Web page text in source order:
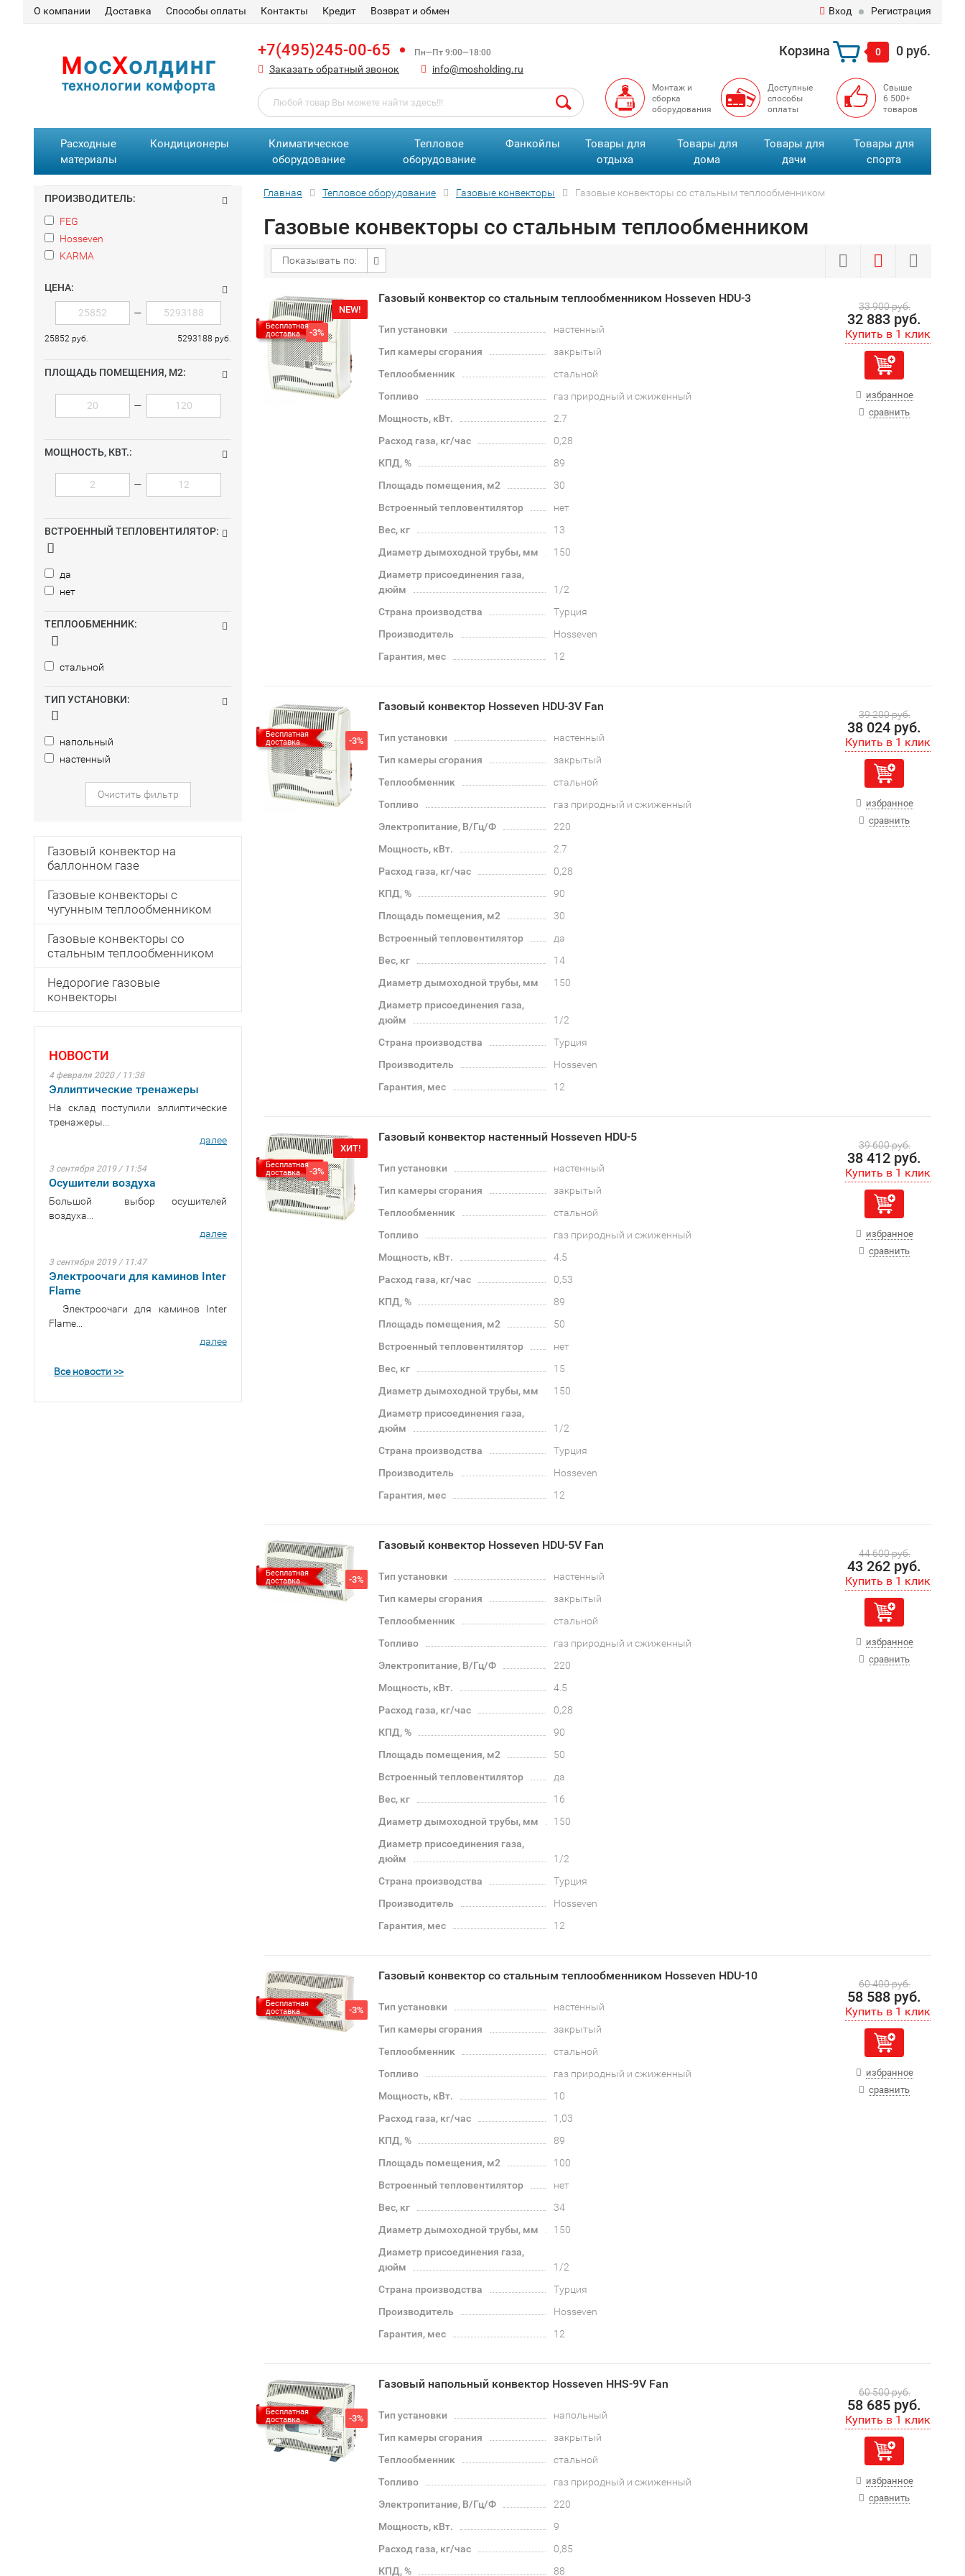
О компании Доставка Способы оплаты Контакты Кредит Возврат и обмен Вход Регистрация
МосХолдинг
технологии комфорта
+7(495)245-00-65 Пн—Пт 9:00—18:00
Заказать обратный звонок info@mosholding.ru
Корзина 0 0 руб.
Монтаж и
сборка
оборудования
Доступные
способы
оплаты
Свыше
6 500+
товаров
Расходные
материалы
Кондиционеры
Климатическое
оборудование
Тепловое
оборудование
Фанкойлы
Товары для
отдыха
Товары для
дома
Товары для
дачи
Товары для
спорта
ПРОИЗВОДИТЕЛЬ:
FEG
Hosseven
KARMA
ЦЕНА:
—
25852 руб. 5293188 руб.
ПЛОЩАДЬ ПОМЕЩЕНИЯ, М2:
—
МОЩНОСТЬ, КВТ.:
—
ВСТРОЕННЫЙ ТЕПЛОВЕНТИЛЯТОР:
да
нет
ТЕПЛООБМЕННИК:
стальной
ТИП УСТАНОВКИ:
напольный
настенный
Очистить фильтр
Газовый конвектор на
баллонном газе
Газовые конвекторы с
чугунным теплообменником
Газовые конвекторы со
стальным теплообменником
Недорогие газовые
конвекторы
НОВОСТИ
4 февраля 2020 / 11:38
Эллиптические тренажеры
На склад поступили эллиптические
тренажеры...
далее
3 сентября 2019 / 11:54
Осушители воздуха
Большой выбор осушителей
воздуха...
далее
3 сентября 2019 / 11:47
Электроочаги для каминов Inter
Flame
Электроочаги для каминов Inter
Flame...
далее
Все новости >>
Главная Тепловое оборудование Газовые конвекторы Газовые конвекторы со стальным теплообменником
Газовые конвекторы со стальным теплообменником
Показывать по:
NEW!
Бесплатная
доставка
-3%
Газовый конвектор со стальным теплообменником Hosseven HDU-3
Тип установки
настенный
Тип камеры сгорания
закрытый
Теплообменник
стальной
Топливо
газ природный и сжиженный
Мощность, кВт.
2.7
Расход газа, кг/час
0,28
КПД, %
89
Площадь помещения, м2
30
Встроенный тепловентилятор
нет
Вес, кг
13
Диаметр дымоходной трубы, мм
150
Диаметр присоединения газа,
дюйм
1/2
Страна производства
Турция
Производитель
Hosseven
Гарантия, мес
12
33 900 руб.
32 883 руб.
избранное
сравнить
Бесплатная
доставка
-3%
Газовый конвектор Hosseven HDU-3V Fan
Тип установки
настенный
Тип камеры сгорания
закрытый
Теплообменник
стальной
Топливо
газ природный и сжиженный
Электропитание, В/Гц/Ф
220
Мощность, кВт.
2.7
Расход газа, кг/час
0,28
КПД, %
90
Площадь помещения, м2
30
Встроенный тепловентилятор
да
Вес, кг
14
Диаметр дымоходной трубы, мм
150
Диаметр присоединения газа,
дюйм
1/2
Страна производства
Турция
Производитель
Hosseven
Гарантия, мес
12
39 200 руб.
38 024 руб.
избранное
сравнить
ХИТ!
Бесплатная
доставка
-3%
Газовый конвектор настенный Hosseven HDU-5
Тип установки
настенный
Тип камеры сгорания
закрытый
Теплообменник
стальной
Топливо
газ природный и сжиженный
Мощность, кВт.
4.5
Расход газа, кг/час
0,53
КПД, %
89
Площадь помещения, м2
50
Встроенный тепловентилятор
нет
Вес, кг
15
Диаметр дымоходной трубы, мм
150
Диаметр присоединения газа,
дюйм
1/2
Страна производства
Турция
Производитель
Hosseven
Гарантия, мес
12
39 600 руб.
38 412 руб.
избранное
сравнить
Бесплатная
доставка
-3%
Газовый конвектор Hosseven HDU-5V Fan
Тип установки
настенный
Тип камеры сгорания
закрытый
Теплообменник
стальной
Топливо
газ природный и сжиженный
Электропитание, В/Гц/Ф
220
Мощность, кВт.
4.5
Расход газа, кг/час
0,28
КПД, %
90
Площадь помещения, м2
50
Встроенный тепловентилятор
да
Вес, кг
16
Диаметр дымоходной трубы, мм
150
Диаметр присоединения газа,
дюйм
1/2
Страна производства
Турция
Производитель
Hosseven
Гарантия, мес
12
44 600 руб.
43 262 руб.
избранное
сравнить
Бесплатная
доставка
-3%
Газовый конвектор со стальным теплообменником Hosseven HDU-10
Тип установки
настенный
Тип камеры сгорания
закрытый
Теплообменник
стальной
Топливо
газ природный и сжиженный
Мощность, кВт.
10
Расход газа, кг/час
1,03
КПД, %
89
Площадь помещения, м2
100
Встроенный тепловентилятор
нет
Вес, кг
34
Диаметр дымоходной трубы, мм
150
Диаметр присоединения газа,
дюйм
1/2
Страна производства
Турция
Производитель
Hosseven
Гарантия, мес
12
60 400 руб.
58 588 руб.
избранное
сравнить
Бесплатная
доставка
-3%
Газовый напольный конвектор Hosseven HHS-9V Fan
Тип установки
напольный
Тип камеры сгорания
закрытый
Теплообменник
стальной
Топливо
газ природный и сжиженный
Электропитание, В/Гц/Ф
220
Мощность, кВт.
9
Расход газа, кг/час
0,85
КПД, %
88
60 500 руб.
58 685 руб.
избранное
сравнить